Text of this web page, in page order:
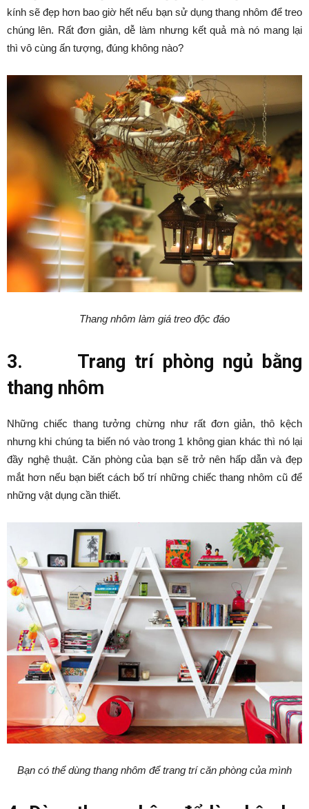
kính sẽ đẹp hơn bao giờ hết nếu bạn sử dụng thang nhôm để treo
chúng lên. Rất đơn giản, dễ làm nhưng kết quả mà nó mang lại
thì vô cùng ấn tượng, đúng không nào?
Thang nhôm làm giá treo độc đáo
3. Trang trí phòng ngủ bằng
thang nhôm
Những chiếc thang tưởng chừng như rất đơn giản, thô kệch
nhưng khi chúng ta biến nó vào trong 1 không gian khác thì nó lại
đầy nghệ thuật. Căn phòng của bạn sẽ trở nên hấp dẫn và đẹp
mắt hơn nếu bạn biết cách bố trí những chiếc thang nhôm cũ để
những vật dụng cần thiết.
Bạn có thể dùng thang nhôm để trang trí căn phòng của mình